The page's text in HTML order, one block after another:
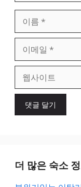
일
이
더 많은 숙소